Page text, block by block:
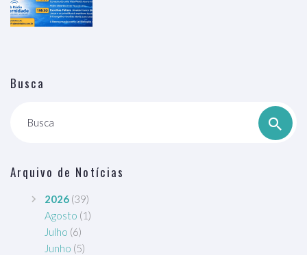
Busca
Busca
Arquivo de Notícias
2026 (39)
Agosto (1)
Julho (6)
Junho (5)